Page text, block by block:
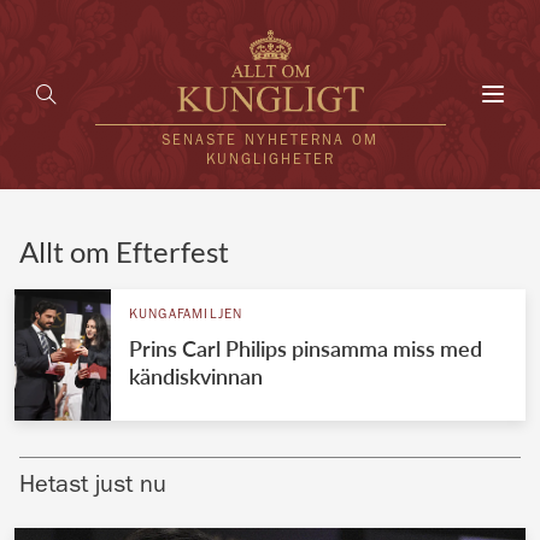
SENASTE NYHETERNA OM
KUNGLIGHETER
UTLÄNDSKT
VÄRLDENS KUNGAHUS
Brittiska kungahuset
Allt om Efterfest
KUNGAFAMILJEN
Prins Carl Philips pinsamma miss med
kändiskvinnan
Hetast just nu